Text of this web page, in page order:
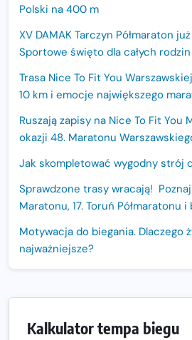
Polski na 400 m
XV DAMAK Tarczyn Półmaraton
Sportowe święto dla całych rodzin
Trasa Nice To Fit You
10 km i emocje największego
Ruszają zapisy na Nice To Fit You
okazji 48. Maratonu
Jak skompletować wygodny strój
Sprawdzone trasy wracają!
Maratonu, 17. Toruń Półmaratonu
Motywacja do biegania. Dlaczego
najważniejsze?
Sprawdzony przebieg i profil
Kalkulator tempa biegu